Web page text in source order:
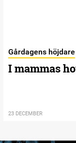
Gårdagens höjdare
I mammas
23 DECEMBER